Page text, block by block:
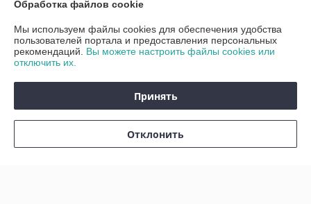
О нас
Обработка файлов cookie
Мы используем файлы cookies для обеспечения удобства
пользователей портала и предоставления персональных
рекомендаций. Вы можете настроить файлы cookies или
отключить их.
Принять
Отклонить